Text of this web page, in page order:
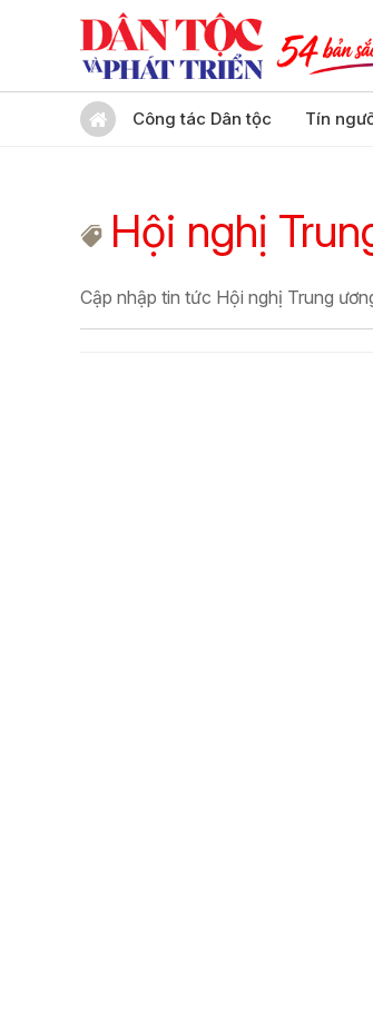
Công tác Dân tộc Tín
Hội nghị
Cập nhập tin tức Hội nghị Trung